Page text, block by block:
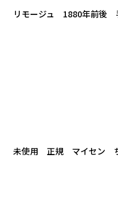
リモージュ 1880年前後
未使用 正規 マイセン